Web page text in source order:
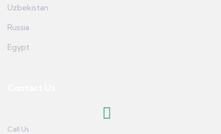
Uzbekistan
Russia
Egypt
Call Us